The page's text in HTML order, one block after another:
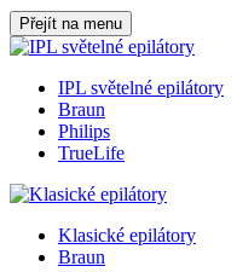
Přejít na menu
IPL světelné epilátory
Braun
Philips
TrueLife
Klasické epilátory
Braun